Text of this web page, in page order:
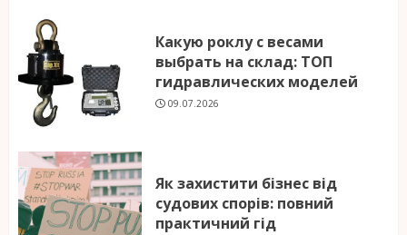
Какую роклу с весами
выбрать на склад: ТОП
гидравлических моделей
09.07.2026
Як захистити бізнес від
судових спорів: повний
практичний гід